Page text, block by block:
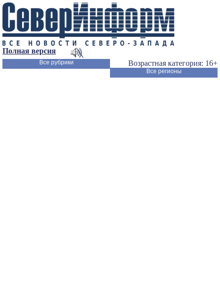
Полная версия
Возрастная категория: 16+
Все рубрики
Все регионы